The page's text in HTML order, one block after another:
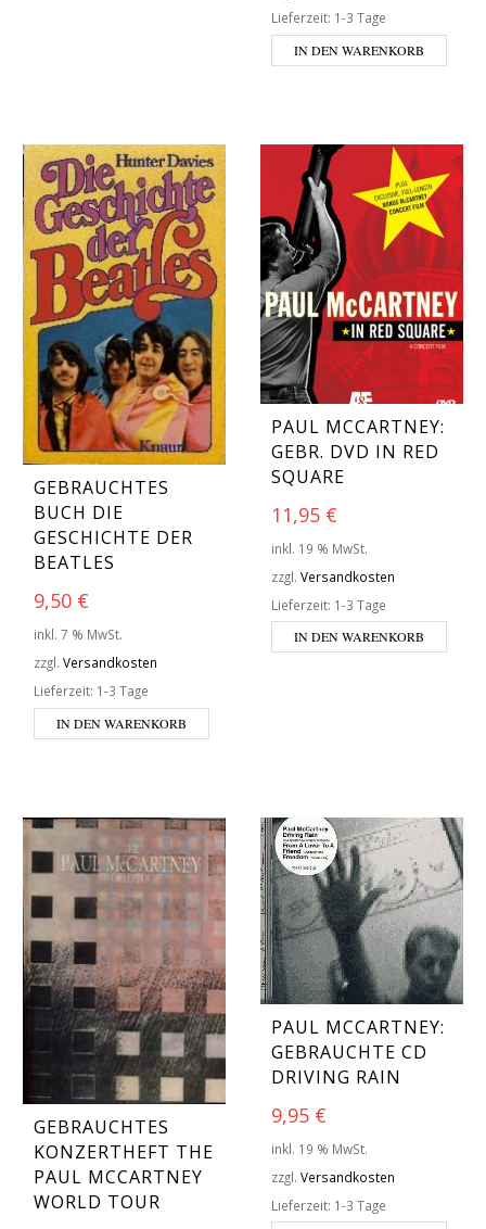
Lieferzeit: 1-3 Tage
IN DEN WARENKORB
GEBRAUCHTES
BUCH DIE
GESCHICHTE DER
BEATLES
9,50 €
inkl. 7 % MwSt.
zzgl. Versandkosten
Lieferzeit: 1-3 Tage
IN DEN WARENKORB
PAUL MCCARTNEY:
GEBR. DVD IN RED
SQUARE
11,95 €
inkl. 19 % MwSt.
zzgl. Versandkosten
Lieferzeit: 1-3 Tage
IN DEN WARENKORB
GEBRAUCHTES
KONZERTHEFT THE
PAUL MCCARTNEY
WORLD TOUR
PAUL MCCARTNEY:
GEBRAUCHTE CD
DRIVING RAIN
9,95 €
inkl. 19 % MwSt.
zzgl. Versandkosten
Lieferzeit: 1-3 Tage